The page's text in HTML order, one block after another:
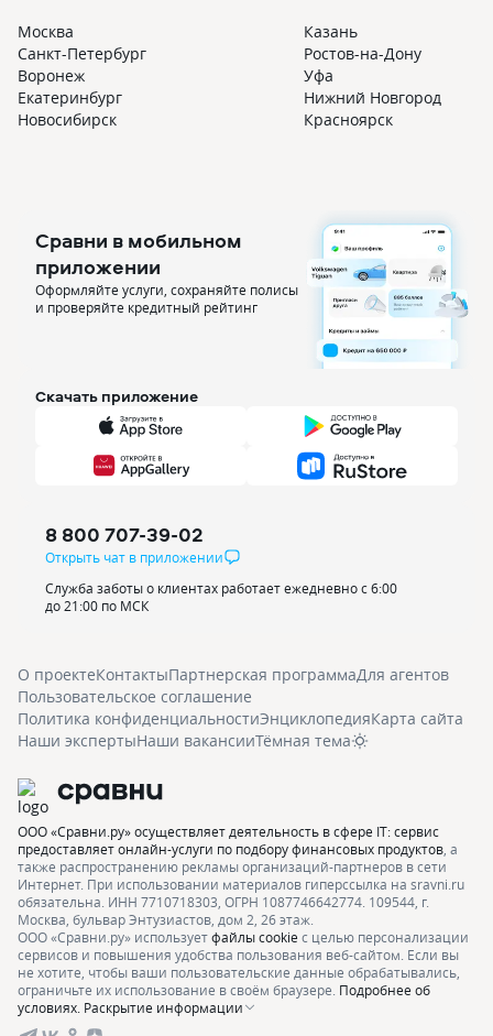
Москва
Санкт-Петербург
Воронеж
Екатеринбург
Новосибирск
Казань
Ростов-на-Дону
Уфа
Нижний Новгород
Красноярск
Сравни в мобильном
приложении
Оформляйте услуги, сохраняйте полисы
и проверяйте кредитный рейтинг
Скачать приложение
8 800 707-39-02
Открыть чат в приложении
Служба заботы о клиентах работает ежедневно с 6:00
до 21:00 по МСК
О проектеКонтактыПартнерская программаДля агентов
Пользовательское соглашение
Политика конфиденциальностиЭнциклопедияКарта сайта
Наши экспертыНаши вакансииТёмная тема
ООО «Сравни.ру» осуществляет деятельность в сфере IT: сервис
предоставляет онлайн-услуги по подбору финансовых продуктов , а
также распространению рекламы организаций-партнеров в сети
Интернет. При использовании материалов гиперссылка на sravni.ru
обязательна. ИНН 7710718303, ОГРН 1087746642774. 109544, г.
Москва, бульвар Энтузиастов, дом 2, 26 этаж.
ООО «Сравни.ру» используетфайлы cookie с целью персонализации
сервисов и повышения удобства пользования веб-сайтом. Если вы
не хотите, чтобы ваши пользовательские данные обрабатывались,
ограничьте их использование в своём браузере. Подробнее об
условиях. Раскрытие информации